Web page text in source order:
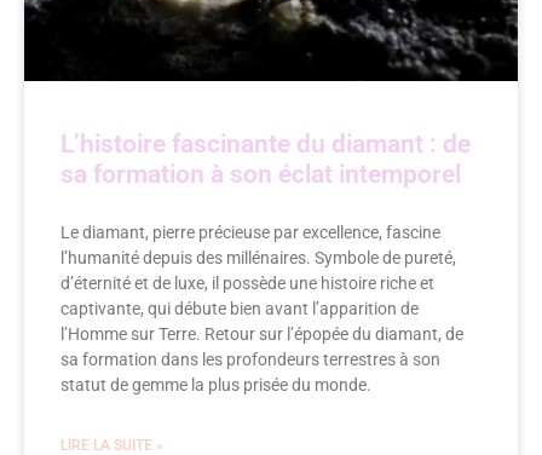
L’histoire fascinante du diamant : de
sa formation à son éclat intemporel
Le diamant, pierre précieuse par excellence, fascine
l’humanité depuis des millénaires. Symbole de pureté,
d’éternité et de luxe, il possède une histoire riche et
captivante, qui débute bien avant l’apparition de
l’Homme sur Terre. Retour sur l’épopée du diamant, de
sa formation dans les profondeurs terrestres à son
statut de gemme la plus prisée du monde.
LIRE LA SUITE »